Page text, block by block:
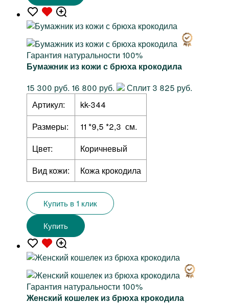
Гарантия натуральности 100%
Бумажник из кожи с брюха крокодила
15 300 руб. 16 800 руб.
Сплит 3 825 руб.
Артикул:
kk-344
Размеры:
11 *9,5 *2,3 см.
Цвет:
Коричневый
Вид кожи:
Кожа крокодила
Купить в 1 клик
Купить
Гарантия натуральности 100%
Женский кошелек из брюха крокодила